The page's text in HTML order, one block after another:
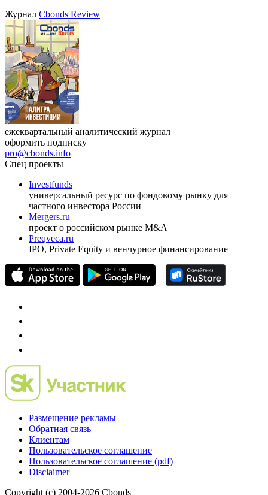
Журнал Cbonds Review
ежеквартальный аналитический журнал
оформить подписку
pro@cbonds.info
Спец проекты
Investfunds
универсальный ресурс по фондовому рынку для
частного инвестора России
Mergers.ru
проект о российском рынке M&A
Preqveca.ru
IPO, Private Equity и венчурное финансирование
Размещение рекламы
Обратная связь
Клиентам
Пользовательское соглашение
Пользовательское соглашение (pdf)
Disclaimer
Copyright (c) 2004-2026 Cbonds